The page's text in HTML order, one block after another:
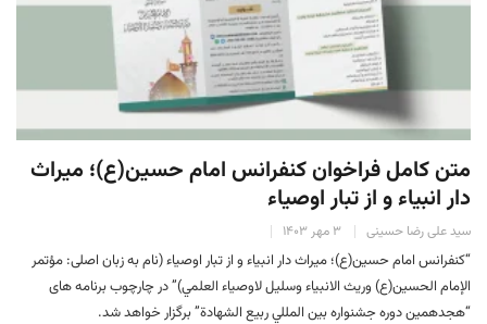
متن کامل فراخوان كنفرانس امام حسين(ع)؛ ميراث
دار انبياء و از تبار اوصياء
سید علی رضا حسینی ۳ مهر ۱۴۰۳
“كنفرانس امام حسين(ع)؛ ميراث دار انبياء و از تبار اوصياء (نام به زبان اصلی: مؤتمر
الإمام الحسين(ع) وريث الانبياء وسليل لاوصياء العلمي)” در چارچوب برنامه های
“هجدهمين دوره جشنواره بين المللي ربيع الشهادة” برگزار خواهد شد.